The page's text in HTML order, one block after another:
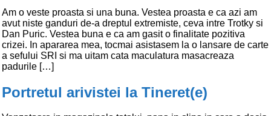
Am o veste proasta si una buna. Vestea proasta e ca azi am
avut niste ganduri de-a dreptul extremiste, ceva intre Trotky si
Dan Puric. Vestea buna e ca am gasit o finalitate pozitiva
crizei. In apararea mea, tocmai asistasem la o lansare de carte
a sefului SRI si ma uitam cata maculatura masacreaza
padurile […]
Portretul arivistei la Tineret(e)